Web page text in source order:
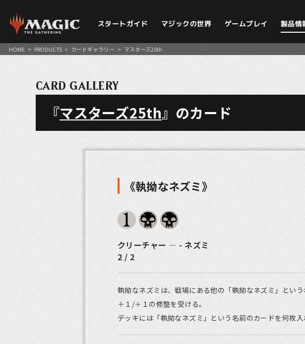
スタートガイド マジックの世界 ゲームプレイ 製品情
HOME > PRODUCTS > カードギャラリー > マスターズ25th
CARD GALLERY
『マスターズ25th』のカード
《執拗なネズミ》
クリーチャー ― - ネズミ
2 / 2
執拗なネズミは、戦場にある他の「執拗なネズミ」とい
＋１/＋１の修整を受ける。
デッキには「執拗なネズミ」という名前のカードを何枚入